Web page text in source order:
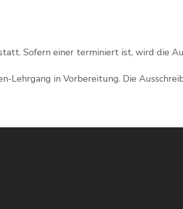
Sofern einer terminiert ist, wird die
Lehrgang in Vorbereitung. Die